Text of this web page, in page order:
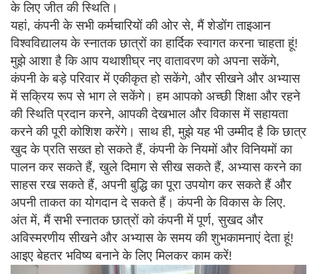
के लिए जीत की स्थिति।
यहां, कंपनी के सभी कर्मचारियों की ओर से, मैं शेडोंग ताइआन
विश्वविद्यालय के स्नातक छात्रों का हार्दिक स्वागत करना चाहता हूं!
मुझे आशा है कि आप यथाशीघ्र नए वातावरण को अपना सकेंगे,
कंपनी के बड़े परिवार में एकीकृत हो सकेंगे, और सीखने और अभ्यास
में सक्रिय रूप से भाग ले सकेंगे। हम आपको अच्छी शिक्षा और रहने
की स्थिति प्रदान करने, आपकी देखभाल और विकास में सहायता
करने की पूरी कोशिश करेंगे। साथ ही, मुझे यह भी उम्मीद है कि छात्र
खुद के प्रति सख्त हो सकते हैं, कंपनी के नियमों और विनियमों का
पालन कर सकते हैं, खुले दिमाग से सीख सकते हैं, अभ्यास करने का
साहस रख सकते हैं, अपनी बुद्धि का पूरा उपयोग कर सकते हैं और
अपनी ताकत का योगदान दे सकते हैं। कंपनी के विकास के लिए.
अंत में, मैं सभी स्नातक छात्रों को कंपनी में पूर्ण, सुखद और
अविस्मरणीय सीखने और अभ्यास के समय की शुभकामनाएं देता हूं!
आइए बेहतर भविष्य बनाने के लिए मिलकर काम करें!